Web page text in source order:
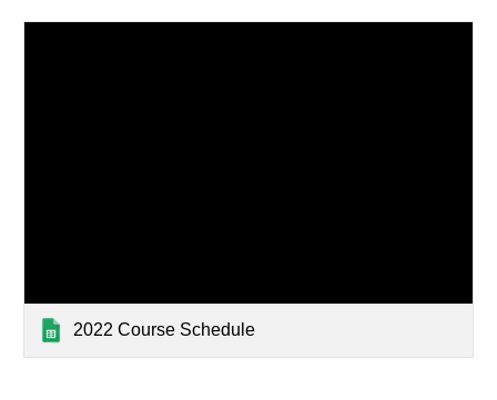
2022 Course Schedule